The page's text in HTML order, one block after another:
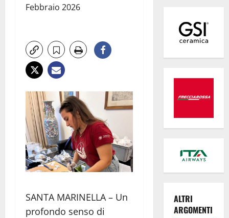
Febbraio 2026
SANTA MARINELLA – Un
profondo senso di
ALTRI
ARGOMENTI